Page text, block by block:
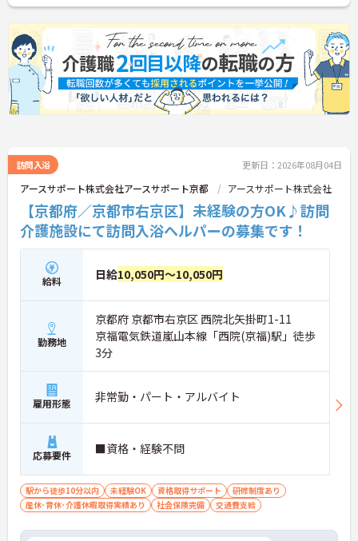
訪問入浴 更新日：2026年08月04日
アースサポート株式会社アースサポート京都 アースサポート株式会社
【京都府／京都市右京区】未経験の方OK♪訪問
介護施設にて訪問入浴ヘルパーの募集です！
給料 日給10,050円～10,050円
勤務地
京都府 京都市右京区 西院北矢掛町1-11
京福電気鉄道嵐山本線「西院(京福)駅」徒歩
3分
雇用形態 非常勤・パート・アルバイト
応募要件 ■資格・経験不問
駅から徒歩10分以内 未経験OK 資格取得サポート
研修制度あり
産休･育休･介護休暇取得実績あり
社会保険完備 交通費支給